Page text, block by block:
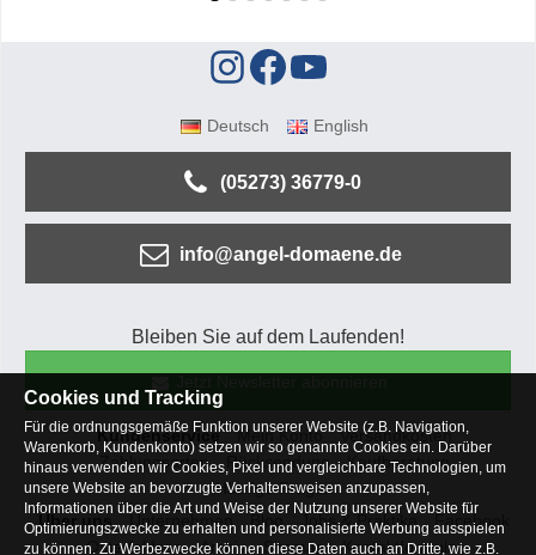
Deutsch English
(05273) 36779-0
info@angel-domaene.de
Bleiben Sie auf dem Laufenden!
Kundenservice Mein Konto
Versandkosten
Zahlungsarten
Rücksendung
Kaufberatung
Häufige Fragen
Über uns
Unternehmen Blog Jobs & Praktika
Facebook
Osterfeldsee
Archiv Sitemap Kontaktformular
Cookies und Tracking
Für die ordnungsgemäße Funktion unserer Website (z.B. Navigation,
Warenkorb, Kundenkonto) setzen wir so genannte Cookies ein. Darüber
hinaus verwenden wir Cookies, Pixel und vergleichbare Technologien, um
unsere Website an bevorzugte Verhaltensweisen anzupassen,
Informationen über die Art und Weise der Nutzung unserer Website für
Optimierungszwecke zu erhalten und personalisierte Werbung ausspielen
zu können. Zu Werbezwecke können diese Daten auch an Dritte, wie z.B.